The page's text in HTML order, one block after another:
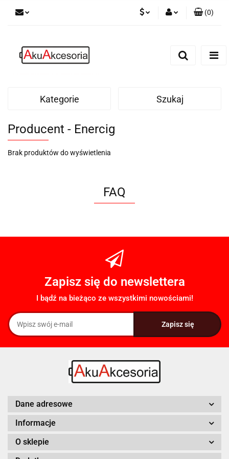
(0)
Kategorie Szukaj
Producent - Enercig
Brak produktów do wyświetlenia
FAQ
Zapisz się do newslettera
I bądź na bieżąco ze wszystkimi nowościami!
Dane adresowe
Informacje
O sklepie